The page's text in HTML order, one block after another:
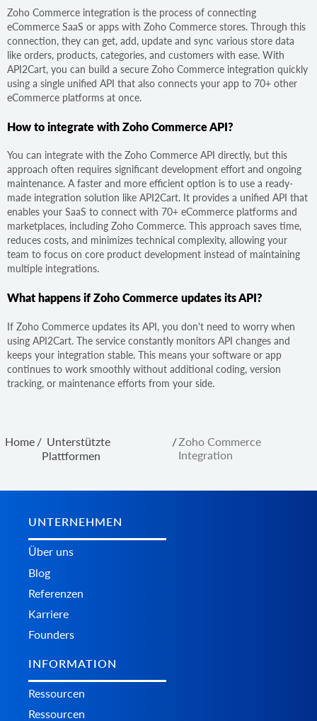
Zoho Commerce integration is the process of connecting
eCommerce SaaS or apps with Zoho Commerce stores. Through this
connection, they can get, add, update and sync various store data
like orders, products, categories, and customers with ease. With
API2Cart, you can build a secure Zoho Commerce integration quickly
using a single unified API that also connects your app to 70+ other
eCommerce platforms at once.
How to integrate with Zoho Commerce API?
You can integrate with the Zoho Commerce API directly, but this
approach often requires significant development effort and ongoing
maintenance. A faster and more efficient option is to use a ready-
made integration solution like API2Cart. It provides a unified API that
enables your SaaS to connect with 70+ eCommerce platforms and
marketplaces, including Zoho Commerce. This approach saves time,
reduces costs, and minimizes technical complexity, allowing your
team to focus on core product development instead of maintaining
multiple integrations.
What happens if Zoho Commerce updates its API?
If Zoho Commerce updates its API, you don't need to worry when
using API2Cart. The service constantly monitors API changes and
keeps your integration stable. This means your software or app
continues to work smoothly without additional coding, version
tracking, or maintenance efforts from your side.
Home / Unterstützte
Plattformen
/Zoho Commerce
Integration
UNTERNEHMEN
Über uns
Blog
Referenzen
Karriere
Founders
INFORMATION
Ressourcen
Ressourcen